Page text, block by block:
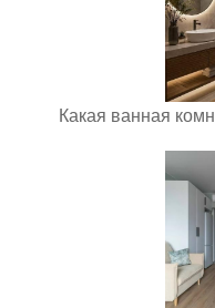
Какая ванная